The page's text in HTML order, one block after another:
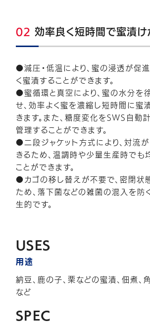
02 効率良く短時間で蜜漬け
●減圧・低温により、蜜の浸透が促
く蜜漬することができます。
●蜜循環と真空により、蜜の水分を
せ、効率よく蜜を濃縮し短時間に蜜
きます。また、糖度変化をSWS自動
管理することができます。
●二段ジャケット方式により、対流
きるため、温調時や少量生産時でも
ことができます。
●カゴの移し替えが不要で、密閉状
ため、落下菌などの雑菌の混入を防
生的です。
USES
用途
納豆、鹿の子、栗などの蜜漬、佃煮、
など
SPEC